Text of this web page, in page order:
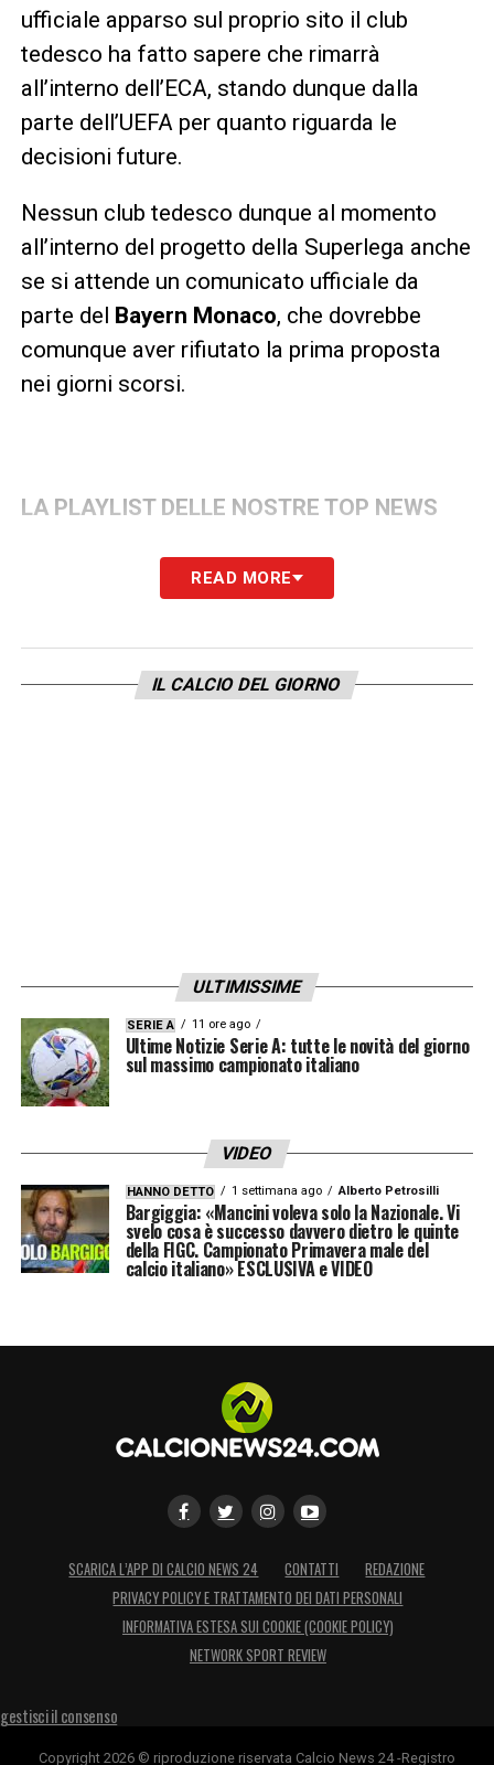
ufficiale apparso sul proprio sito il club
tedesco ha fatto sapere che rimarrà
all’interno dell’ECA, stando dunque dalla
parte dell’UEFA per quanto riguarda le
decisioni future.
Nessun club tedesco dunque al momento
all’interno del progetto della Superlega anche
se si attende un comunicato ufficiale da
parte del Bayern Monaco, che dovrebbe
comunque aver rifiutato la prima proposta
nei giorni scorsi.
LA PLAYLIST DELLE NOSTRE TOP NEWS
READ MORE
IL CALCIO DEL GIORNO
ULTIMISSIME
SERIE A 11 ore ago
Ultime Notizie Serie A: tutte le novità del giorno
sul massimo campionato italiano
VIDEO
HANNO DETTO 1 settimana ago Alberto Petrosilli
Bargiggia: «Mancini voleva solo la Nazionale. Vi
svelo cosa è successo davvero dietro le quinte
della FIGC. Campionato Primavera male del
calcio italiano» ESCLUSIVA e VIDEO
SCARICA L’APP DI CALCIO NEWS 24 CONTATTI
REDAZIONE
PRIVACY POLICY E TRATTAMENTO DEI DATI PERSONALI
INFORMATIVA ESTESA SUI COOKIE (COOKIE POLICY)
NETWORK SPORT REVIEW
gestisci il consenso
Copyright 2026 © riproduzione riservata Calcio News 24 -Registro